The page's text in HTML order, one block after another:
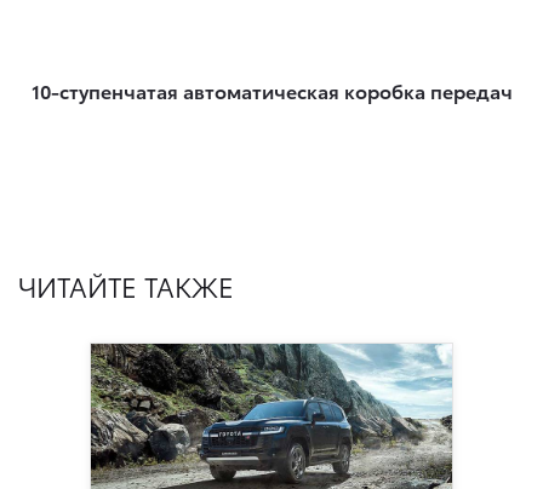
10-ступенчатая автоматическая коробка передач
ЧИТАЙТЕ ТАКЖЕ